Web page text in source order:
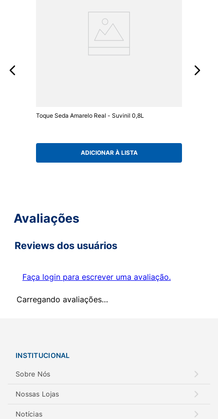
Toque Seda Amarelo Real - Suvinil 0,8L
ADICIONAR À LISTA
Avaliações
Reviews dos usuários
Faça login para escrever uma avaliação.
Carregando avaliações…
INSTITUCIONAL
Sobre Nós
Nossas Lojas
Notícias